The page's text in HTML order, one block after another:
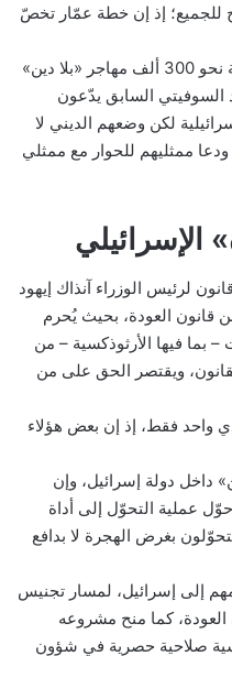
مفتوح للجميع؛ إذ إن خطة عمّار تخصّ
قال إن اقتراحه يهدف إلى حل مشكلة نحو 300 ألف مهاجر «بلا دين»
السوفيتي السابق يدّعون
لكن وضعهم الديني لا
ودعا ممثليهم للحوار مع ممثلي
الإسرائيلي
قانون لرئيس الوزراء آنذاك إيهود
قانون العودة، بحيث يُحرم
– بما فيها الأرثوذكسية – من
ويقتصر الحق على من
واحد فقط، إذ إن بعض هؤلاء
داخل دولة إسرائيل، وإن
عملية التحوّل إلى أداة
بغرض الهجرة لا بدافع
إلى إسرائيل، لمسار تجنيس
العودة، كما منح مشروعه
صلاحية حصرية في شؤون